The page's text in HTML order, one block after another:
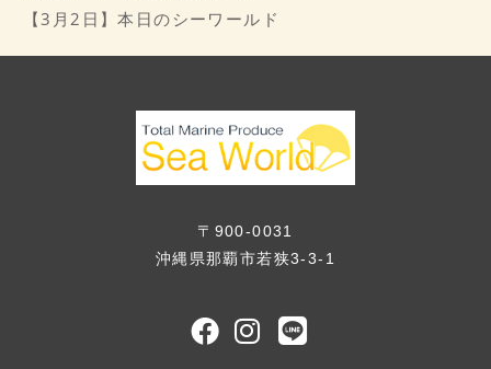
【3月2日】本日のシーワールド
〒900-0031
沖縄県那覇市若狭3-3-1